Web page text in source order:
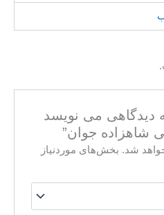
دیدگاهی می نویسد
شاهزاده جوان”
شد. بخش‌های موردنیاز